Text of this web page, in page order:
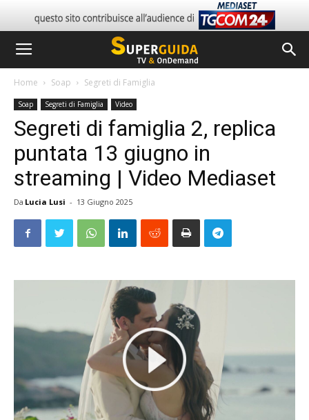
Home Soap Segreti di Famiglia
Soap Segreti di Famiglia Video
Segreti di famiglia 2, replica
puntata 13 giugno in
streaming | Video Mediaset
Da Lucia Lusi - 13 Giugno 2025